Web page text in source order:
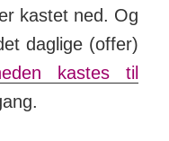
kastet ned. Og
dag­lige (offer)
kastes til